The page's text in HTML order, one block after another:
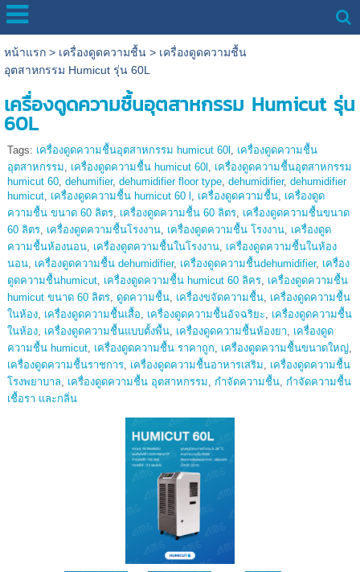
หน้าแรก> เครื่องดูดความชื้น> เครื่องดูดความชื้น
อุตสาหกรรม Humicut รุ่น 60L
เครื่องดูดความชื้นอุตสาหกรรม Humicut รุ่น
60L
Tags: เครื่องดูดความชื้นอุตสาหกรรม humicut 60l , เครื่องดูดความชื้น
อุตสาหกรรม, เครื่องดูดความชื้น humicut 60l , เครื่องดูดความชื้นอุตสาหกรรม
humicut 60, dehumifier, dehumidifier floor type, dehumidifier, dehumidifier
humicut, เครื่องดูดความชื้น humicut 60 l , เครื่องดูดความชื้น, เครื่องดูด
ความชื้น ขนาด 60 ลิตร, เครื่องดูดความชื้น 60 ลิตร, เครื่องดูดความชื้นขนาด
60 ลิตร, เครื่องดูดความชื้นโรงงาน, เครื่องดูดความชื้น โรงงาน, เครื่องดูด
ความชื้นห้องนอน, เครื่องดูดความชื้นในโรงงาน, เครื่องดูดความชื้นในห้อง
นอน, เครื่องดูดความชื้น dehumidifier, เครื่องดูดความชื้นdehumidifier, เครื่อง
ดูดความชื้นhumicut, เครื่องดูดความชื้น humicut 60 ลิคร, เครื่องดูดความชื้น
humicut ขนาด 60 ลิตร, ดูดความชื้น, เครื่องขจัดความชื้น, เครื่องดูดความชื้น
ในห้อง, เครื่องดูดความชื้นเสื้อ, เครื่องดูดความชื้นอัจฉริยะ, เครื่องดูดความชื้น
ในห้อง, เครื่องดูดความชื้นแบบตั้งพื้น, เครื่องดูดความชื้นห้องยา, เครื่องดูด
ความชื้น humicut, เครื่องดูดความชื้น ราคาถูก, เครื่องดูดความชื้นขนาดใหญ่,
เครื่องดูดความชื้นราชการ, เครื่องดูดความชื้นอาหารเสริม, เครื่องดูดความชื้น
โรงพยาบาล, เครื่องดูดความชื้น อุตสาหกรรม, กำจัดความชื้น, กำจัดความชื้น
เชื้อรา และกลิ่น